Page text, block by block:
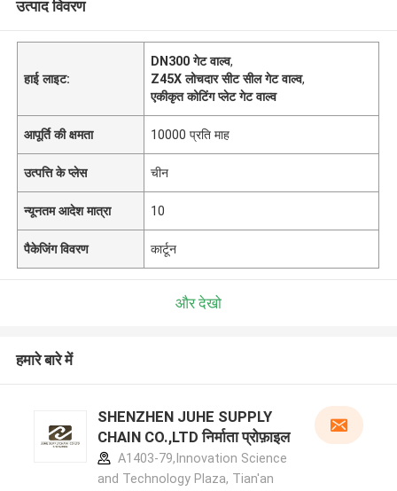
उत्पाद विवरण
हाई लाइट:
DN300 गेट वाल्व,
Z45X लोचदार सीट सील गेट वाल्व,
एकीकृत कोटिंग प्लेट गेट वाल्व
आपूर्ति की क्षमता 10000 प्रति माह
उत्पत्ति के प्लेस चीन
न्यूनतम आदेश मात्रा 10
पैकेजिंग विवरण कार्टून
और देखो
हमारे बारे में
SHENZHEN JUHE SUPPLY
CHAIN CO.,LTD निर्माता प्रोफ़ाइल
A1403-79,Innovation Science
and Technology Plaza, Tian'an